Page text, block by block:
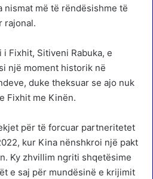
më të rëndësishme të
rajonal.
Fixhit, Sitiveni Rabuka, e
një moment historik në
duke theksuar se ajo nuk
Fixhit me Kinën.
për të forcuar partneritetet
kur Kina nënshkroi një pakt
Ky zhvillim ngriti shqetësime
e saj për mundësinë e krijimit